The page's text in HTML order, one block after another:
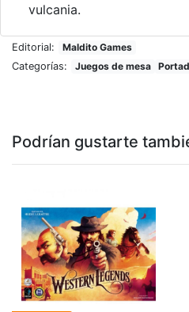
vulcania.
Editorial:
Maldito Games
Categorías:
Juegos de mesa
Podrían gustarte